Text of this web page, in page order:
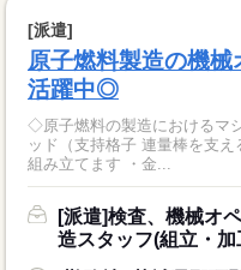
[派遣]
原子燃料製造の機
活躍中◎
◇原子燃料の製造におけるマ
ッド（支持格子 連量棒を支
組み立てます ・金...
[派遣]検査、機械オ
造スタッフ(組立・加